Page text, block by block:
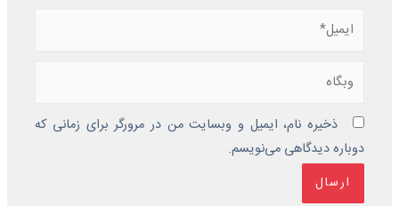
ذخیره نام، ایمیل و وبسایت من در مرورگر برای زمانی که
دوباره دیدگاهی می‌نویسم.